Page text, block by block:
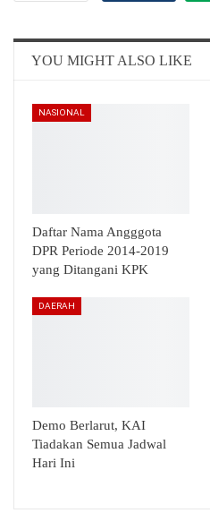
YOU MIGHT ALSO LIKE
NASIONAL
Daftar Nama Angggota
DPR Periode 2014-2019
yang Ditangani KPK
DAERAH
Demo Berlarut, KAI
Tiadakan Semua Jadwal
Hari Ini